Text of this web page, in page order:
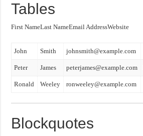
Tables
First NameLast NameEmail AddressWebsite
John Smith johnsmith@example.com
Peter James peterjames@example.com
Ronald Weeley ronweeley@example.com
Blockquotes